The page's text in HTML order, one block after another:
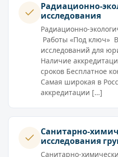
Радиационно-
исследования
Радиационно-
Работы «Под ключ»
исследований для
Наличие
сроков Бесплатное
Самая широкая в
аккредитации […]
Санитарно-
исследования
Санитарно-